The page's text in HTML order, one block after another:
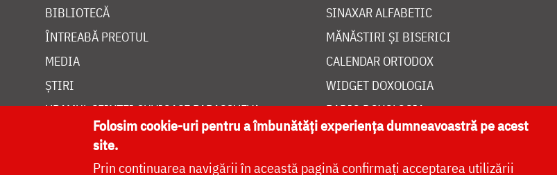
BIBLIOTECĂ
ÎNTREABĂ PREOTUL
MEDIA
ȘTIRI
HRAMUL SFINTEI CUVIOASE PARASCHEVA
SINAXAR ALFABETIC
MĂNĂSTIRI ȘI BISERICI
CALENDAR ORTODOX
WIDGET DOXOLOGIA
RADIO DOXOLOGIA
Folosim cookie-uri pentru a îmbunătăți experiența dumneavoastră pe acest
site.
Prin continuarea navigării în această pagină confirmați acceptarea utilizării